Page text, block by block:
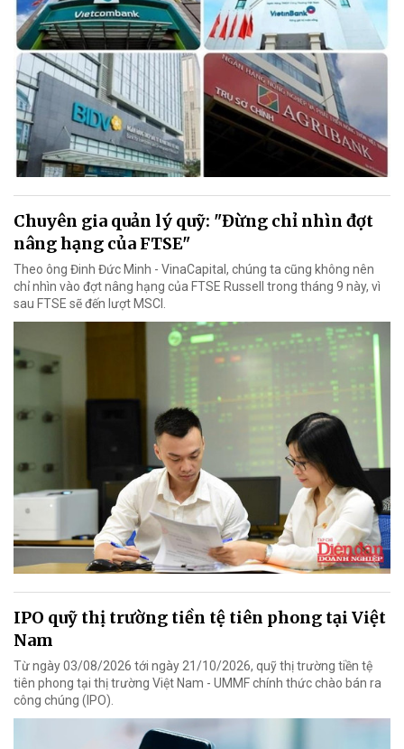
Chuyên gia quản lý quỹ: "Đừng chỉ nhìn đợt
nâng hạng của FTSE"
Theo ông Đinh Đức Minh - VinaCapital, chúng ta cũng không nên
chỉ nhìn vào đợt nâng hạng của FTSE Russell trong tháng 9 này, vì
sau FTSE sẽ đến lượt MSCI.
IPO quỹ thị trường tiền tệ tiên phong tại Việt
Nam
Từ ngày 03/08/2026 tới ngày 21/10/2026, quỹ thị trường tiền tệ
tiên phong tại thị trường Việt Nam - UMMF chính thức chào bán ra
công chúng (IPO).